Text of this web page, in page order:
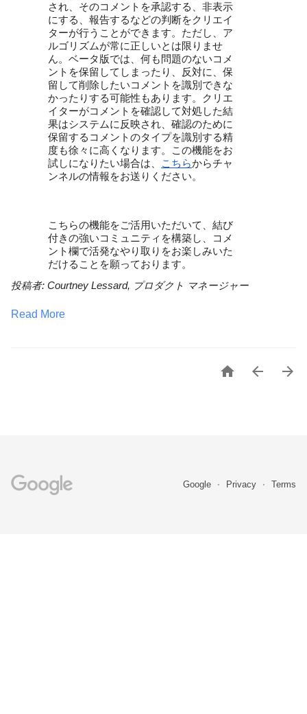
され、そのコメントを承認する、非表示
にする、報告するなどの判断をクリエイ
ターが行うことができます。 ただし、ア
ルゴリズムが常に正しいとは限りませ
ん。ベータ版では、何も問題のないコメ
ントを保留してしまったり、反対に、保
留して削除したいコメントを識別できな
かったりする可能性もあります。
クリエ
イターがコメントを確認して対処した結
果はシステムに反映され、確認のために
保留するコメントのタイプを識別する精
度も徐々に高くなります。この機能をお
試しになりたい場合は、
こちらからチャ
ンネルの情報をお送りください。
こちらの機能をご活用いただいて、結び
付きの強いコミュニティを構築し、コメ
ント欄で活発なやり取りをお楽しみいた
だけることを願っております。
投稿者: Courtney Lessard, プロダクト マネージャー
Read More
  
Google Privacy Terms